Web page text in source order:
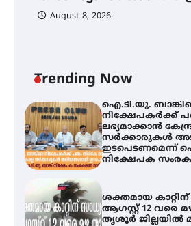
August 8, 2026
Trending Now
ഐ.ടി.യു.
നിക്ഷേപകർക്ക്
ലഭ്യമാക്കാൻ
സർക്കാരുകൾ
ഇടപെടണമെന്ന്
നിക്ഷേപക
ശക്തമായ
ആഗസ്റ്റ് 12 വരെ
തൃശൂർ ജില്ലയിൽ